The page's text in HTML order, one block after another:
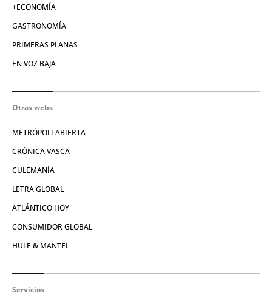
+ECONOMÍA
GASTRONOMÍA
PRIMERAS PLANAS
EN VOZ BAJA
Otras webs
METRÓPOLI ABIERTA
CRÓNICA VASCA
CULEMANÍA
LETRA GLOBAL
ATLÁNTICO HOY
CONSUMIDOR GLOBAL
HULE & MANTEL
Servicios